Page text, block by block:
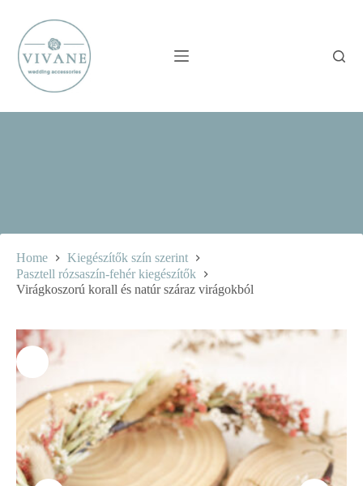
content
Home
Kiegészítők szín szerint
Pasztell rózsaszín-fehér kiegészítők
Virágkoszorú korall és natúr száraz virágokból